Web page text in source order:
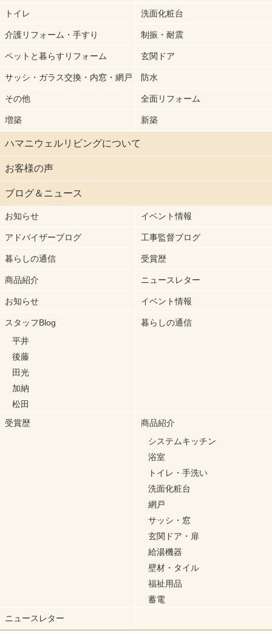
トイレ 洗面化粧台
介護リフォーム・手すり 制振・耐震
ペットと暮らすリフォーム 玄関ドア
サッシ・ガラス交換・内窓・網戸 防水
その他 全面リフォーム
増築 新築
ハマニウェルリビングについて
お客様の声
ブログ＆ニュース
お知らせ イベント情報
アドバイザーブログ 工事監督ブログ
暮らしの通信 受賞歴
商品紹介 ニュースレター
お知らせ イベント情報
スタッフBlog
平井
後藤
田光
加納
松田
暮らしの通信
受賞歴
商品紹介
システムキッチン
浴室
トイレ・手洗い
洗面化粧台
網戸
サッシ・窓
玄関ドア・扉
給湯機器
壁材・タイル
福祉用品
蓄電
ニュースレター